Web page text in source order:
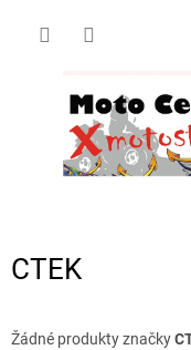
CTEK
Žádné produkty značky